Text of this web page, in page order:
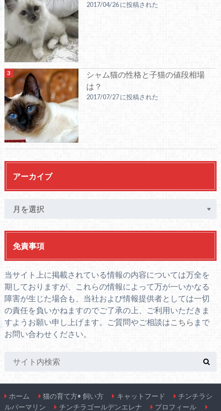
2017/04/26 に投稿された
シャム猫の性格と子猫の値段相場
は？
2017/07/27 に投稿された
アーカイブ
免責事項
当サイト上に掲載されている情報の内容については万全を
期しておりますが、これらの情報によって万が一いかなる
障害が生じた場合も、当社および情報提供者としては一切
の責任を負いかねますのでご了承の上、ご利用いただきま
すようお願い申し上げます。ご質問やご相談はこちら まで
お問い合わせください。
ホーム 猫の育て方• 飼い方 キャットフード
チンチラシ
ルバーマリン
チンチラゴールデンエレナ プロフィール